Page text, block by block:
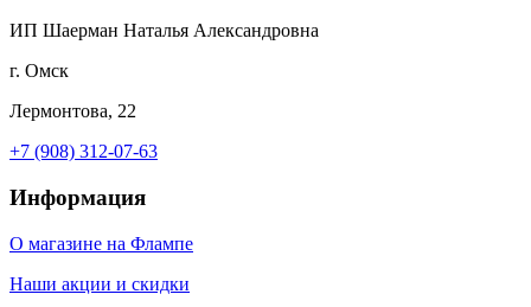
ИП Шаерман Наталья Александровна
г. Омск
Лермонтова, 22
+7 (908) 312-07-63
Информация
О магазине на Флампе
Наши акции и скидки